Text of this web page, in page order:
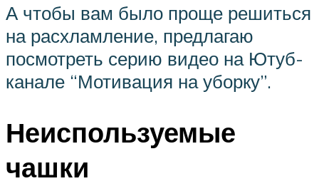
А чтобы вам было проще решиться
на расхламление, предлагаю
посмотреть серию видео на Ютуб-
канале “Мотивация на уборку”.
Неиспользуемые
чашки